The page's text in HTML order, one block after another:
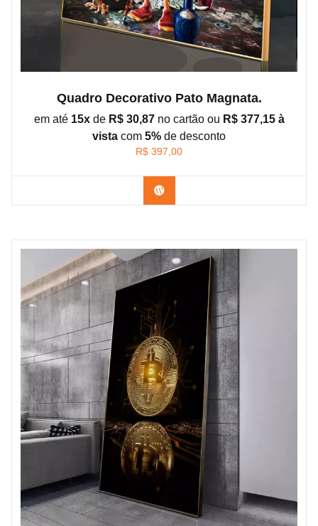
Quadro Decorativo Pato Magnata.
em até 15xde R$ 30,87no cartão ou R$ 377,15 à
vista com 5% de desconto
R$ 397,00
Confira os modelos